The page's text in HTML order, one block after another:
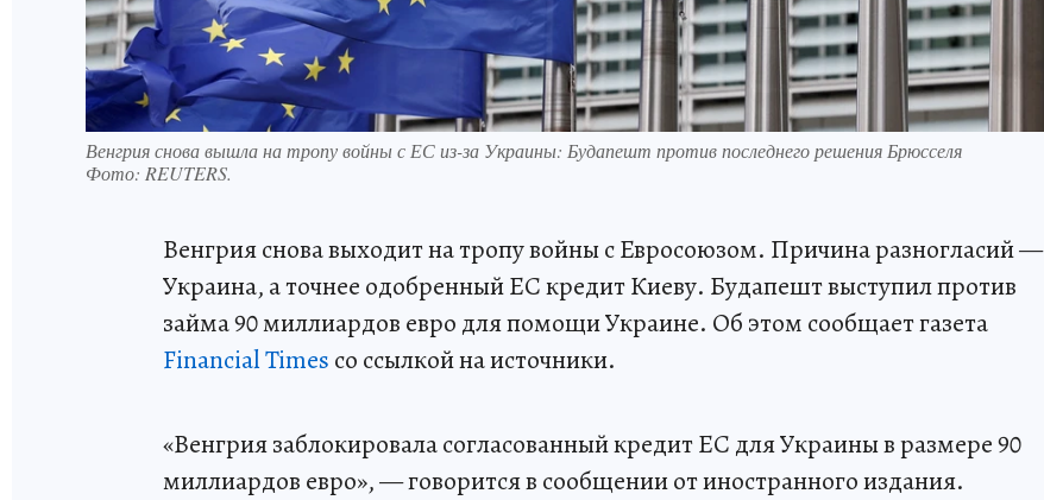
Венгрия снова вышла на тропу войны с ЕС из-за Украины: Будапешт против последнего решения Брюсселя
Фото: REUTERS.
Венгрия снова выходит на тропу войны с Евросоюзом. Причина разногласий —
Украина, а точнее одобренный ЕС кредит Киеву. Будапешт выступил против
займа 90 миллиардов евро для помощи Украине. Об этом сообщает газета
Financial Times со ссылкой на источники.
«Венгрия заблокировала согласованный кредит ЕС для Украины в размере 90
миллиардов евро», — говорится в сообщении от иностранного издания.